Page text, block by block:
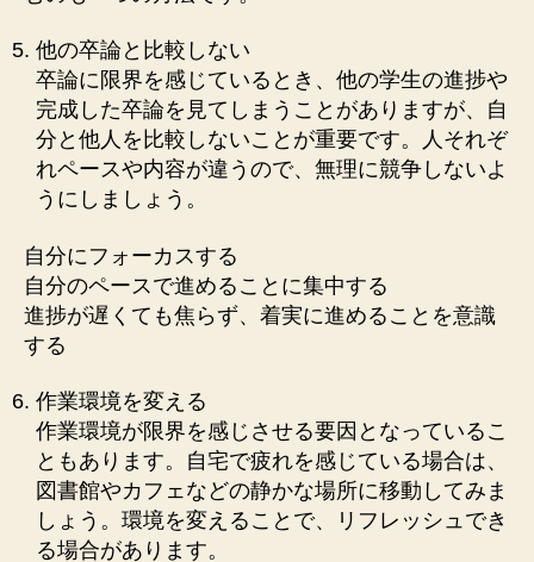
他の卒論と比較しない
卒論に限界を感じているとき、他の学生の進捗や
完成した卒論を見てしまうことがありますが、自
分と他人を比較しないことが重要です。人それぞ
れペースや内容が違うので、無理に競争しないよ
うにしましょう。
自分にフォーカスする
自分のペースで進めることに集中する
進捗が遅くても焦らず、着実に進めることを意識
する
作業環境を変える
作業環境が限界を感じさせる要因となっているこ
ともあります。自宅で疲れを感じている場合は、
図書館やカフェなどの静かな場所に移動してみま
しょう。環境を変えることで、リフレッシュでき
る場合があります。